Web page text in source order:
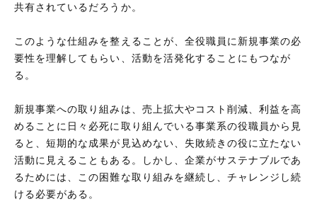
共有されているだろうか。
このような仕組みを整えることが、全役職員に新規事業の必
要性を理解してもらい、活動を活発化することにもつなが
る。
新規事業への取り組みは、売上拡大やコスト削減、利益を高
めることに日々必死に取り組んでいる事業系の役職員から見
ると、短期的な成果が見込めない、失敗続きの役に立たない
活動に見えることもある。しかし、企業がサステナブルであ
るためには、この困難な取り組みを継続し、チャレンジし続
ける必要がある。